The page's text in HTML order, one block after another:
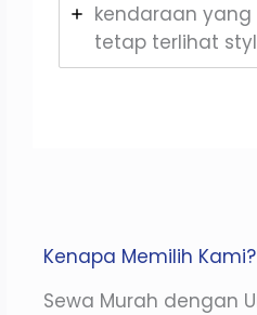
kendaraan
tetap terlihat
Kenapa Memilih Kami?
Sewa Murah dengan